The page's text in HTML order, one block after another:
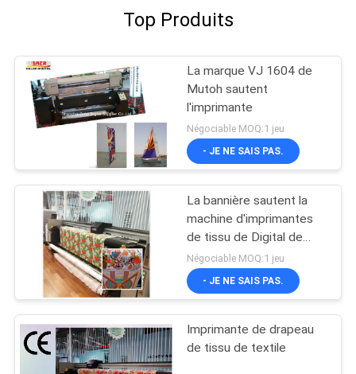
Top Produits
La marque VJ 1604 de
Mutoh sautent
l'imprimante
Négociable MOQ:1 jeu
- JE NE SAIS PAS.
La bannière sautent la
machine d'imprimantes
de tissu de Digital de
machine d'impression de
drapeau pour l'affichage
Négociable MOQ:1 jeu
- JE NE SAIS PAS.
Imprimante de drapeau
de tissu de textile